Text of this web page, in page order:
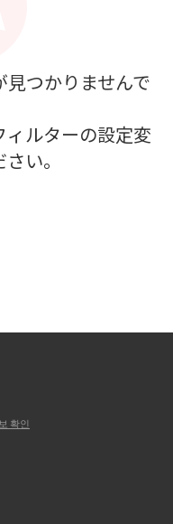
つかりませんで
ルターの設定変
い。
확인